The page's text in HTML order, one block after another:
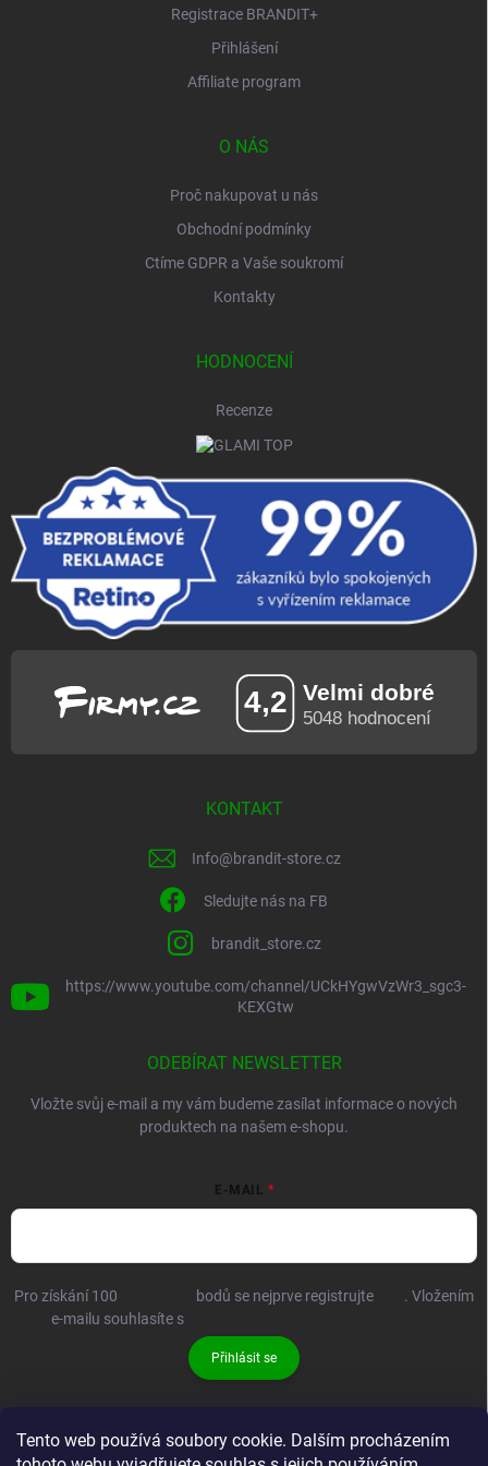
Tento web používá soubory cookie. Dalším procházením
Registrace BRANDIT+
Přihlášení
Affiliate program
O NÁS
Proč nakupovat u nás
Obchodní podmínky
Ctíme GDPR a Vaše soukromí
Kontakty
HODNOCENÍ
Recenze
KONTAKT
Info@brandit-store.cz
Sledujte nás na FB
brandit_store.cz
https://www.youtube.com/channel/UCkHYgwVzWr3_sgc3-
KEXGtw
ODEBÍRAT NEWSLETTER
Vložte svůj e-mail a my vám budeme zasílat informace o nových
produktech na našem e-shopu.
E-MAIL
Pro získání 100 bodů se nejprve registrujte
. Vložením
e-mailu souhlasíte s
Přihlásit se